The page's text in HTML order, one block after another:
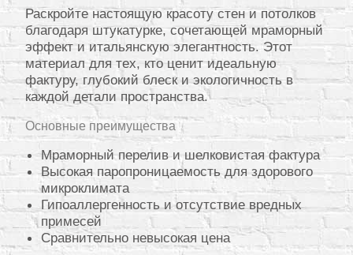
О нас
Контакты
Раскройте настоящую красоту стен и потолков
благодаря штукатурке, сочетающей мраморный
эффект и итальянскую элегантность. Этот
материал для тех, кто ценит идеальную
фактуру, глубокий блеск и экологичность в
каждой детали пространства.
Основные преимущества
Мраморный перелив и шелковистая фактура
Высокая паропроницаемость для здорового
микроклимата
Гипоаллергенность и отсутствие вредных
примесей
Сравнительно невысокая цена